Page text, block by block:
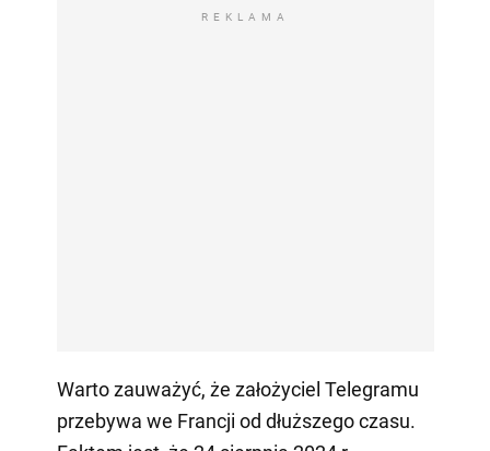
REKLAMA
Warto zauważyć, że założyciel Telegramu
przebywa we Francji od dłuższego czasu.